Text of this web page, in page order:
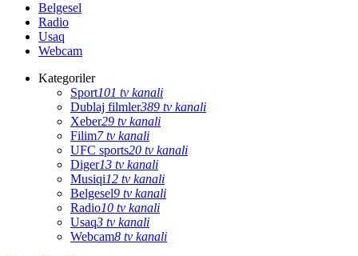
Belgesel
Radio
Usaq
Webcam
Kategoriler
Sport101 tv kanali
Dublaj filmler389 tv kanali
Xeber29 tv kanali
Filim7 tv kanali
UFC sports20 tv kanali
Diger13 tv kanali
Musiqi12 tv kanali
Belgesel9 tv kanali
Radio10 tv kanali
Usaq3 tv kanali
Webcam8 tv kanali